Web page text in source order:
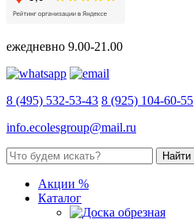
ежедневно 9.00-21.00
8 (495) 532-53-43 8 (925) 104-60-55
info.ecolesgroup@mail.ru
Акции %
Каталог